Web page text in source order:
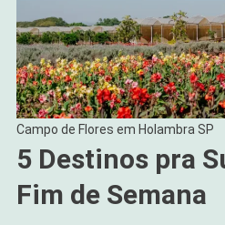
Campo de Flores em Holambra SP
5 Destinos pra
Fim de Semana